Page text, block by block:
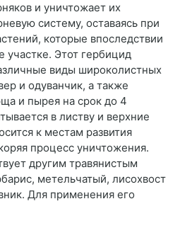
и уничтожает их
систему, оставаясь при
которые впоследствии
Этот гербицид
виды широколистных
и одуванчик, а также
и пырея на срок до 4
в листву и верхние
к местам развития
процесс уничтожения.
другим травянистым
метельчатый, лисохвост
Для применения его